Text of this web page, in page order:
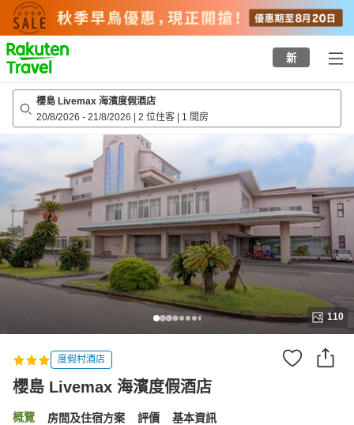
to
top
page
新
櫻島 Livemax 海濱度假酒店
20/8/2026 - 21/8/2026 | 2 位住客 | 1 間房
110
度假村酒店
櫻島 Livemax 海濱度假酒店
概覽 房間及住宿方案 評價 基本資訊